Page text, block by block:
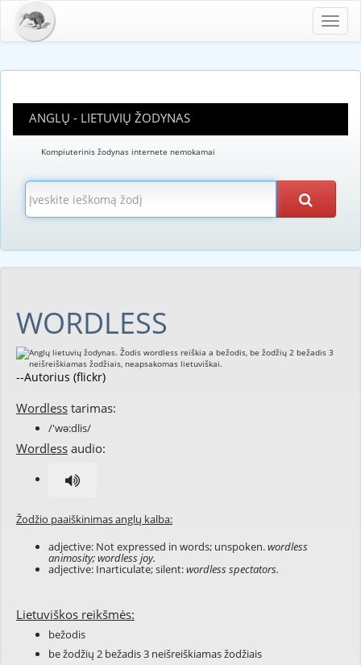
ANGLŲ - LIETUVIŲ ŽODYNAS
Kompiuterinis žodynas internete nemokamai
WORDLESS
--Autorius (flickr)
Wordless tarimas:
/'wə:dlis/
Wordless audio:
Žodžio paaiškinimas anglų kalba:
adjective: Not expressed in words; unspoken.wordless
animosity; wordless joy.
adjective: Inarticulate; silent:wordless spectators.
Lietuviškos reikšmės:
bežodis
be žodžių 2 bežadis 3 neišreiškiamas žodžiais